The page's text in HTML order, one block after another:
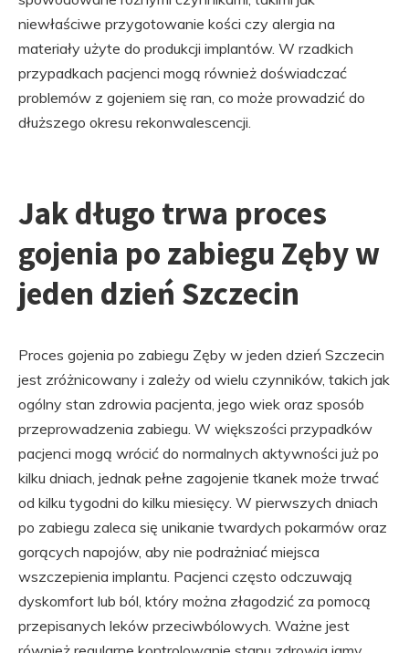
niewłaściwe przygotowanie kości czy alergia na
materiały użyte do produkcji implantów. W rzadkich
przypadkach pacjenci mogą również doświadczać
problemów z gojeniem się ran, co może prowadzić do
dłuższego okresu rekonwalescencji.
Jak długo trwa proces
gojenia po zabiegu Zęby w
jeden dzień Szczecin
Proces gojenia po zabiegu Zęby w jeden dzień Szczecin
jest zróżnicowany i zależy od wielu czynników, takich jak
ogólny stan zdrowia pacjenta, jego wiek oraz sposób
przeprowadzenia zabiegu. W większości przypadków
pacjenci mogą wrócić do normalnych aktywności już po
kilku dniach, jednak pełne zagojenie tkanek może trwać
od kilku tygodni do kilku miesięcy. W pierwszych dniach
po zabiegu zaleca się unikanie twardych pokarmów oraz
gorących napojów, aby nie podrażniać miejsca
wszczepienia implantu. Pacjenci często odczuwają
dyskomfort lub ból, który można złagodzić za pomocą
przepisanych leków przeciwbólowych. Ważne jest